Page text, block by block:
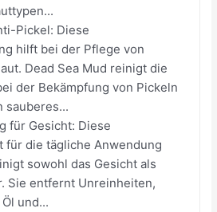
Pickel: Diese
hilft bei der Pflege von
Dead Sea Mud reinigt die
der Bekämpfung von Pickeln
sauberes...
für Gesicht: Diese
für die tägliche Anwendung
sowohl das Gesicht als
Sie entfernt Unreinheiten,
und...